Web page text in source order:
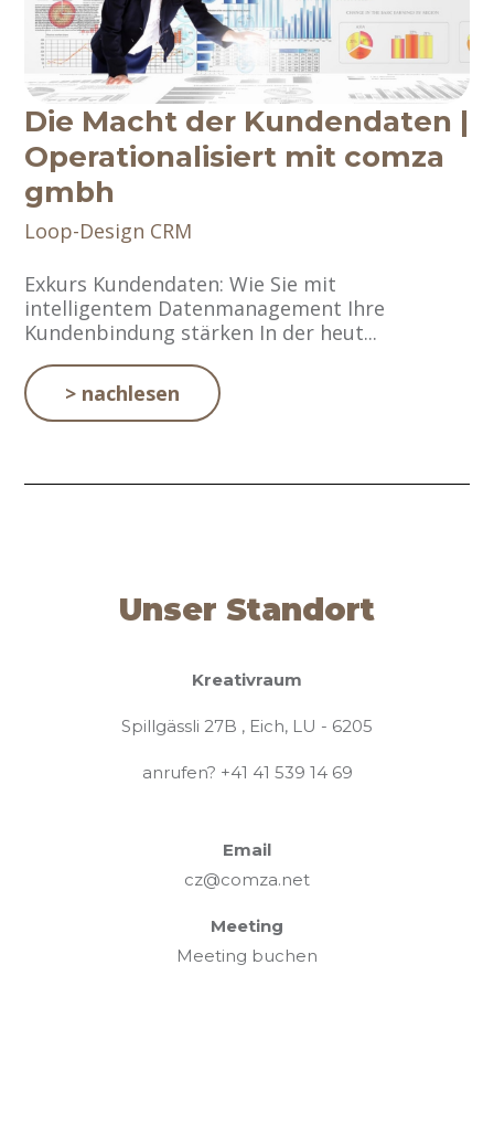
Die Macht der Kundendaten |
Operationalisiert mit comza
gmbh
Loop-Design CRM
Exkurs Kundendaten: Wie Sie mit
intelligentem Datenmanagement Ihre
Kundenbindung stärken In der heut...
> nachlesen
Unser Standort
Kreativraum
Spillgässli 27B , Eich, LU - 6205
anrufen? +41 41 539 14 69
Email
cz@comza.net
Meeting
Meeting buchen